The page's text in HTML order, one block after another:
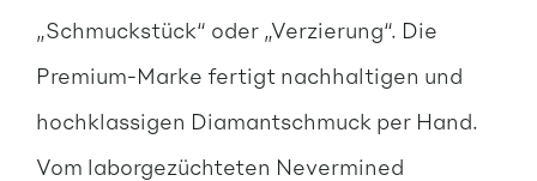
„Schmuckstück“ oder „Verzierung“. Die
Premium-Marke fertigt nachhaltigen und
hochklassigen Diamantschmuck per Hand.
Vom laborgezüchteten Nevermined